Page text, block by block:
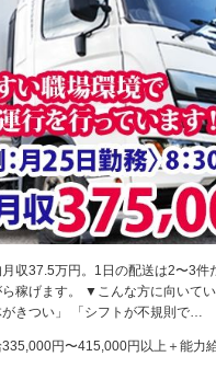
収37.5万円。1日の配送は2〜3件
稼げます。 ▼こんな方に向いてい
がきつい」 「シフトが不規則で…
335,000円〜415,000円以上＋能力